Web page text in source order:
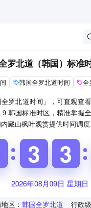
罗北道（韩国）标准
韩国全罗北道时间 全
罗北道时间」，可直观查
9 韩国标准时区，精准掌握
藏山枫叶观赏提供时间调度
2
2
3
3 2
2
3
3
2026年08月09日 星期日
区： 韩国全罗北道 行政